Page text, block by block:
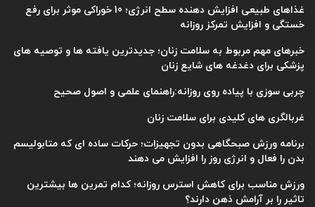
غذاهای طبیعی افزایش دهنده سطح انرژی؛ 10 خوراکی موثر برای رفع
خستگی و افزایش تمرکز روزانه
خبرهای مهم مربوط به سلامت زنان؛ جدیدترین یافته ها و توصیه های
پزشکی برای دغدغه های شایع زنان
چربی سوزی با پیاده روی روزانه:راهنمای علمی و اصول صحیح
غربالگری های کلیدی برای سلامت زنان
برنامه ورزش صبحگاهی بدون تجهیزات؛ حرکات ساده ای که متابولیسم
بدن را فعال و انرژی روز را افزایش می دهند
ورزش مناسب برای کاهش استرس روزانه؛ کدام تمرین ها بیشترین
تاثیر را بر آرامش ذهن دارند؟